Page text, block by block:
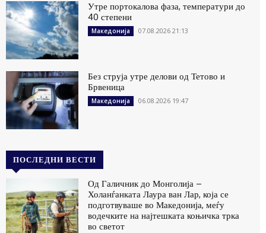
Утре портокалова фаза, температури до
40 степени
Македонија 07.08.2026 21:13
Без струја утре делови од Тетово и
Брвеница
Македонија 06.08.2026 19:47
ПОСЛЕДНИ ВЕСТИ
Од Галичник до Монголија –
Холанѓанката Лаура ван Лар, која се
подготвуваше во Македонија, меѓу
водечките на најтешката коњичка трка
во светот